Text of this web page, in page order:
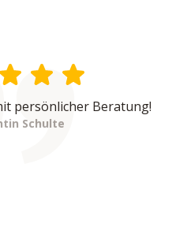
persönlicher Beratung!
Schulte